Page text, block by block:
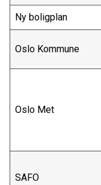
Ny boligplan
Oslo Kommune
Oslo Met
SAFO